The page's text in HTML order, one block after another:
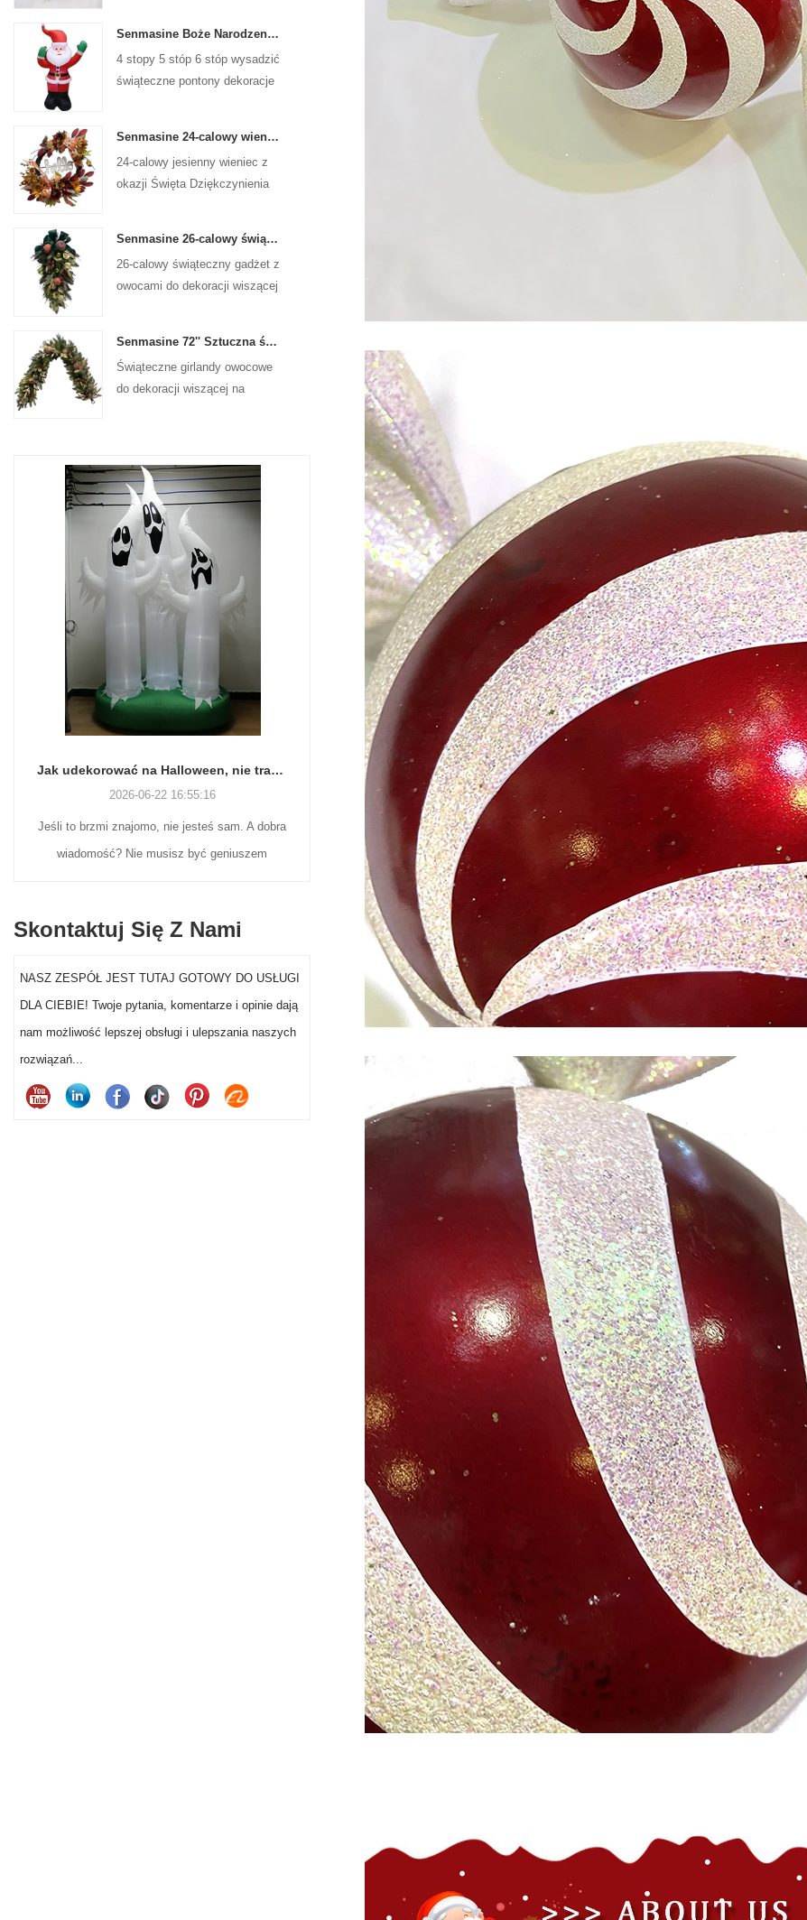
Senmasine Boże Narodzenie Święty Mikołaj Nadmuchiwane Wysadzane Xmas Dmuchane Dekoracje Wakacje Zima Wewnątrz Na Zewnątrz
4 stopy 5 stóp 6 stóp wysadzić
świąteczne pontony dekoracje
święty mikołaj nadmuchiwane
Senmasine 24-calowy wieniec z okazji Święta Dziękczynienia ze znakiem powitalnym Jesienne liście do zbiorów Słonecznik Wzór dyni Kokarda
24-calowy jesienny wieniec z
okazji Święta Dziękczynienia
Senmasine 26-calowy świąteczny gadżet owocowy ze wstążką i kokardkami Sztuczne liście gałęzi PCV
26-calowy świąteczny gadżet z
owocami do dekoracji wiszącej
Senmasine 72'' Sztuczna świąteczna girlanda owocowa do wiszącej dekoracji kominka na schodach
Świąteczne girlandy owocowe
do dekoracji wiszącej na
Jak udekorować na Halloween, nie tracąc zmysłów (ani weekendu)
2026-06-22 16:55:16
Jeśli to brzmi znajomo, nie jesteś sam. A dobra
wiadomość? Nie musisz być geniuszem
naprawdę wyróżniały się w tym roku.
2026-06-18 17:18:38
Wielu nabywców świątecznych powraca do
nostalgicznych ozdób bożonarodzeniowych,
wciąż poszukując praktycznych rozwiązań do
ekspozycji zewnętrznych. Od klasycznych
Mikołajów z rozdmuchem po miękkie w dotyku
flokowane figurki i gigantyczne nadmuchiwane
wystawy – każdy styl służy innemu
segmentowi klientów. Wybór odpowiedniej
sprzedaż świąteczną i satysfakcję
konsumentów.
2026-05-22 15:37:50
Skontaktuj Się Z Nami
NASZ ZESPÓŁ JEST TUTAJ GOTOWY DO USŁUGI
DLA CIEBIE! Twoje pytania, komentarze i opinie dają
nam możliwość lepszej obsługi i ulepszania naszych
rozwiązań...